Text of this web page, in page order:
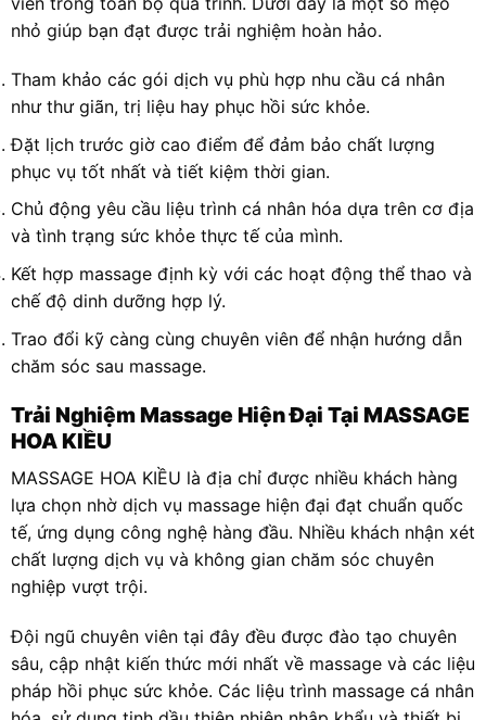
nhỏ giúp bạn đạt được trải nghiệm hoàn hảo.
Tham khảo các gói dịch vụ phù hợp nhu cầu cá nhân
như thư giãn, trị liệu hay phục hồi sức khỏe.
Đặt lịch trước giờ cao điểm để đảm bảo chất lượng
phục vụ tốt nhất và tiết kiệm thời gian.
Chủ động yêu cầu liệu trình cá nhân hóa dựa trên cơ địa
và tình trạng sức khỏe thực tế của mình.
Kết hợp massage định kỳ với các hoạt động thể thao và
chế độ dinh dưỡng hợp lý.
Trao đổi kỹ càng cùng chuyên viên để nhận hướng dẫn
chăm sóc sau massage.
Trải Nghiệm Massage Hiện Đại Tại MASSAGE
HOA KIỀU
MASSAGE HOA KIỀU là địa chỉ được nhiều khách hàng
lựa chọn nhờ dịch vụ massage hiện đại đạt chuẩn quốc
tế, ứng dụng công nghệ hàng đầu. Nhiều khách nhận xét
chất lượng dịch vụ và không gian chăm sóc chuyên
nghiệp vượt trội.
Đội ngũ chuyên viên tại đây đều được đào tạo chuyên
sâu, cập nhật kiến thức mới nhất về massage và các liệu
pháp hồi phục sức khỏe. Các liệu trình massage cá nhân